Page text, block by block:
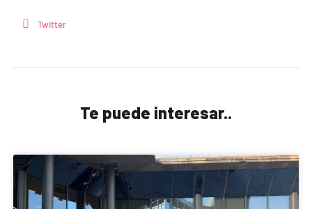
Twitter
Te puede interesar..